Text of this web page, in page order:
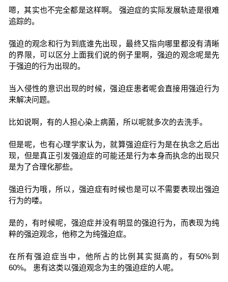
嗯，其实也不完全都是这样啊。 强迫症的实际发展轨迹是很难
追踪的。
强迫的观念和行为到底谁先出现，最终又指向哪里都没有清晰
的界限，可以区分上面我们说的例子里啊，强迫的观念呢是先
于强迫的行为出现的。
当入侵性的意识出现的时候，强迫症患者呢会直接用强迫行为
来解决问题。
比如说啊，有的人担心染上病菌，所以呢就多次的去洗手。
但是呢，也有心理学家认为，就算强迫症行为是在执念之后出
现，但是真正引发强迫症的可能还是行为本身而执念的出现只
是为了合理化那些。
强迫行为哦，所以，强迫症有时候也是可以不需要表现出强迫
行为的喽。
是的，有时候呢，强迫症并没有明显的强迫行为，而表现为纯
粹的强迫观念，他称之为纯强迫症。
在所有强迫症当中，他所占的比例其实挺高的，有50%到
60%。 患有这类以强迫观念为主的强迫症的人呢。